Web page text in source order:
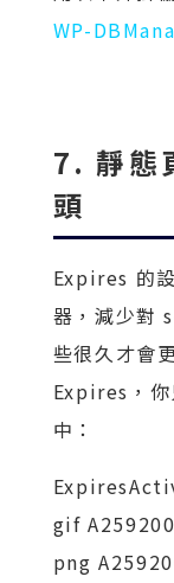
WP-
7. 靜態
頭
Expires 的
器，減少對
些很久才會
Expires，
中：
gif
png